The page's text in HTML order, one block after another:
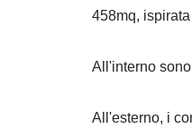
458mq,
All'interno
All'esterno, i